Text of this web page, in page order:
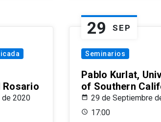
Rosario
de 2020
29 SEP
Seminarios
Pablo Kurlat,
of Southern
29 de Septiembre
17:00